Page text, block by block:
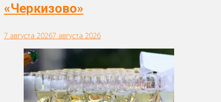
«Черкизово»
7 августа 20267 августа 2026